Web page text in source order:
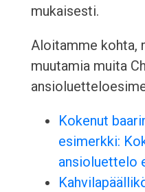
mukaisesti.
Aloitamme kohta,
muutamia muita
Kokenut
esimerkki:
ansioluettelo